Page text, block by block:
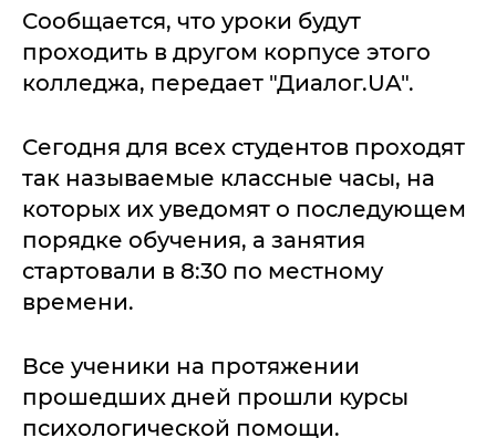
Сообщается, что уроки будут
проходить в другом корпусе этого
колледжа, передает "Диалог.UA".
Сегодня для всех студентов проходят
так называемые классные часы, на
которых их уведомят о последующем
порядке обучения, а занятия
стартовали в 8:30 по местному
времени.
Все ученики на протяжении
прошедших дней прошли курсы
психологической помощи.